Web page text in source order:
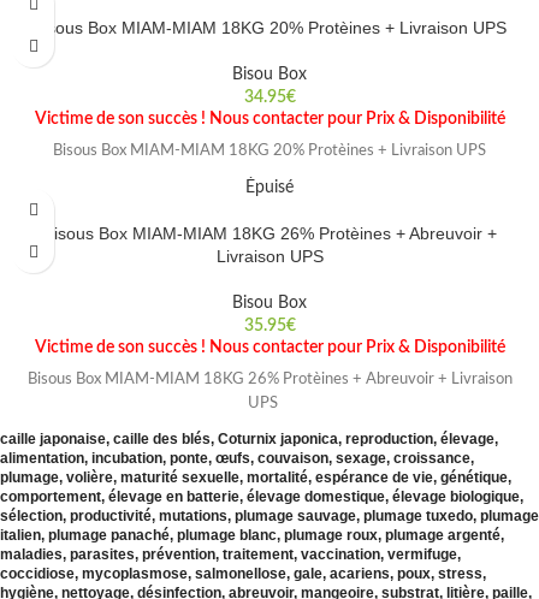
Bisous Box MIAM-MIAM 18KG 20% Protèines + Livraison UPS
Bisou Box
34.95€
Victime de son succès ! Nous contacter pour Prix & Disponibilité
Bisous Box MIAM-MIAM 18KG 20% Protèines + Livraison UPS
Épuisé
Bisous Box MIAM-MIAM 18KG 26% Protèines + Abreuvoir +
Livraison UPS
Bisou Box
35.95€
Victime de son succès ! Nous contacter pour Prix & Disponibilité
Bisous Box MIAM-MIAM 18KG 26% Protèines + Abreuvoir + Livraison
UPS
caille japonaise, caille des blés, Coturnix japonica, reproduction, élevage,
alimentation, incubation, ponte, œufs, couvaison, sexage, croissance,
plumage, volière, maturité sexuelle, mortalité, espérance de vie, génétique,
comportement, élevage en batterie, élevage domestique, élevage biologique,
sélection, productivité, mutations, plumage sauvage, plumage tuxedo, plumage
italien, plumage panaché, plumage blanc, plumage roux, plumage argenté,
maladies, parasites, prévention, traitement, vaccination, vermifuge,
coccidiose, mycoplasmose, salmonellose, gale, acariens, poux, stress,
hygiène, nettoyage, désinfection, abreuvoir, mangeoire, substrat, litière, paille,